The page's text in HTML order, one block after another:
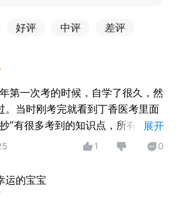
好评 中评 差评
第一次考的时候，自学了很久，然
。当时刚考完就看到丁香医考里面
”有很多考到的知识点，所有今年
的选择了丁香医考。丁香医考题库
年以前的题目都是没多大意义的，
刷18年以后的题目。丁香医考里面
展开
1 0
运的宝宝